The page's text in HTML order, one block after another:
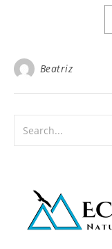
Beatriz